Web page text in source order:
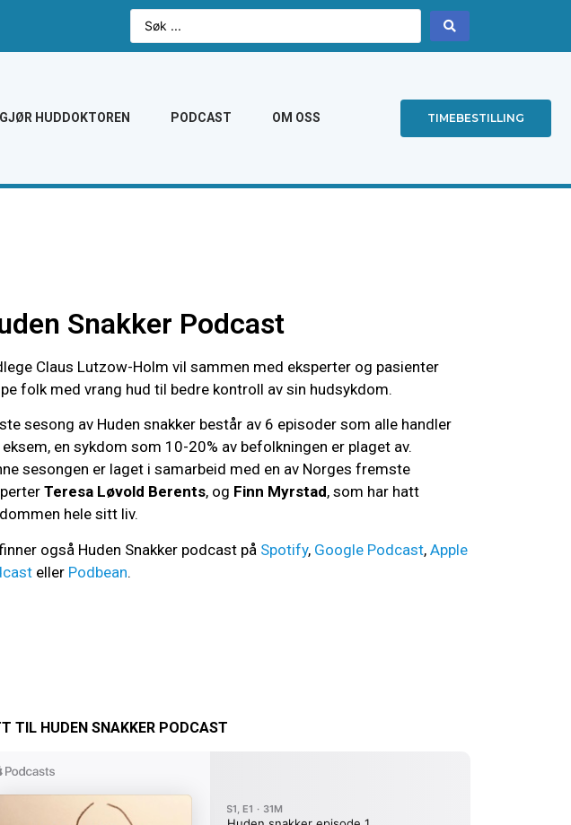
HUDDOKTOREN PODCAST OM OSS TIMEBESTILLING
Snakker Podcast
Claus Lutzow-Holm vil sammen med eksperter og pasienter
folk med vrang hud til bedre kontroll av sin hudsykdom.
sesong av Huden snakker består av 6 episoder som alle handler
en sykdom som 10-20% av befolkningen er plaget av.
sesongen er laget i samarbeid med en av Norges fremste
Teresa Løvold Berents, og Finn Myrstad, som har hatt
hele sitt liv.
også Huden Snakker podcast på Spotify, Google Podcast, Apple
eller Podbean.
TIL HUDEN SNAKKER PODCAST